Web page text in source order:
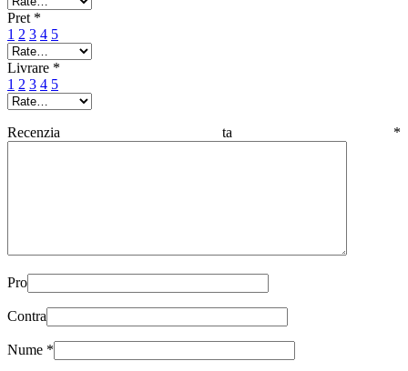
Pret *
1 2 3 4 5
Livrare *
1 2 3 4 5
Recenzia ta *
Pro
Contra
Nume *